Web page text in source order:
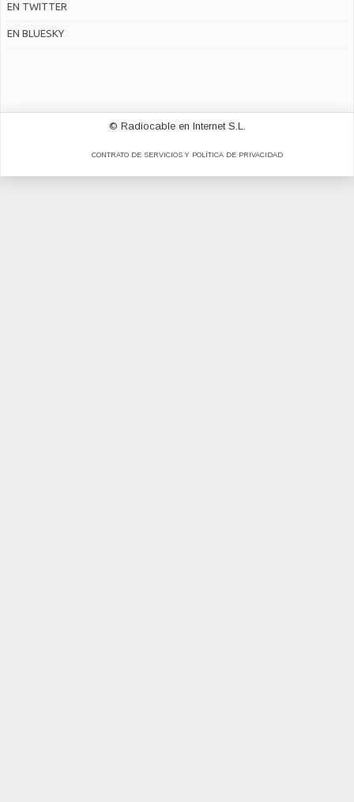
EN TWITTER
EN BLUESKY
© Radiocable en Internet S.L.
CONTRATO DE SERVICIOS Y POLÍTICA DE PRIVACIDAD